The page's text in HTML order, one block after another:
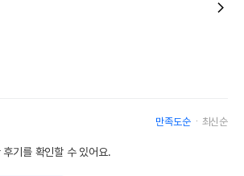
만족도순 최신순
기를 확인할 수 있어요.